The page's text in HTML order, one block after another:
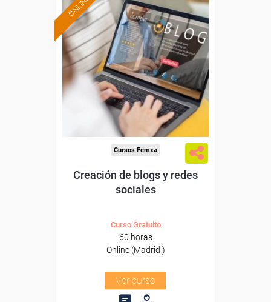
ONLINE
Formación 100%
subvencionada.
Para trabajadores y
autónomos de Madrid.
Para todos los sectores.
Cursos Femxa
Creación de blogs y redes
sociales
Curso Gratuito
60 horas
Online (Madrid )
Ver curso